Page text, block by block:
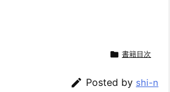
 書籍目次
 Posted by shi-n